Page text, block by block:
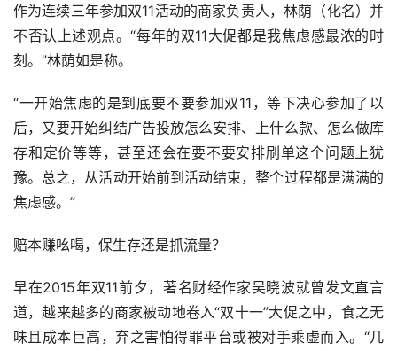
作为连续三年参加双11活动的商家负责人，林荫（化名）并
不否认上述观点。“每年的双11大促都是我焦虑感最浓的时
刻。”林荫如是称。
“一开始焦虑的是到底要不要参加双11，等下决心参加了以
后，又要开始纠结广告投放怎么安排、上什么款、怎么做库
存和定价等等，甚至还会在要不要安排刷单这个问题上犹
豫。总之，从活动开始前到活动结束，整个过程都是满满的
焦虑感。”
赔本赚吆喝，保生存还是抓流量？
早在2015年双11前夕，著名财经作家吴晓波就曾发文直言
道，越来越多的商家被动地卷入“双十一”大促之中，食之无
味且成本巨高，弃之害怕得罪平台或被对手乘虚而入。“几